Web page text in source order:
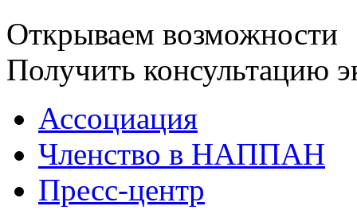
Открываем возможности
Получить консультацию
Ассоциация
Членство в НАППАН
Пресс-центр